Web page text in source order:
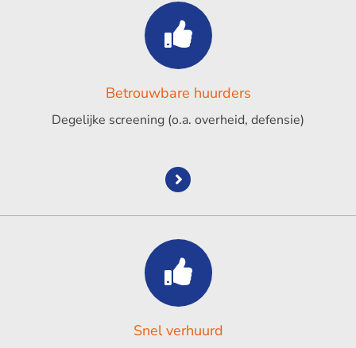
Betrouwbare huurders
Degelijke screening (o.a. overheid, defensie)
Snel verhuurd